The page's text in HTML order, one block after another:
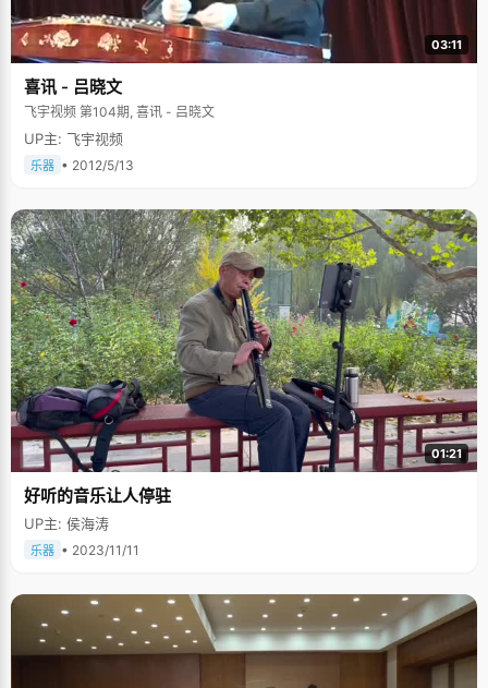
03:11
喜讯 - 吕晓文
飞宇视频 第104期, 喜讯 - 吕晓文
UP主: 飞宇视频
乐器 • 2012/5/13
01:21
好听的音乐让人停驻
UP主: 侯海涛
乐器 • 2023/11/11